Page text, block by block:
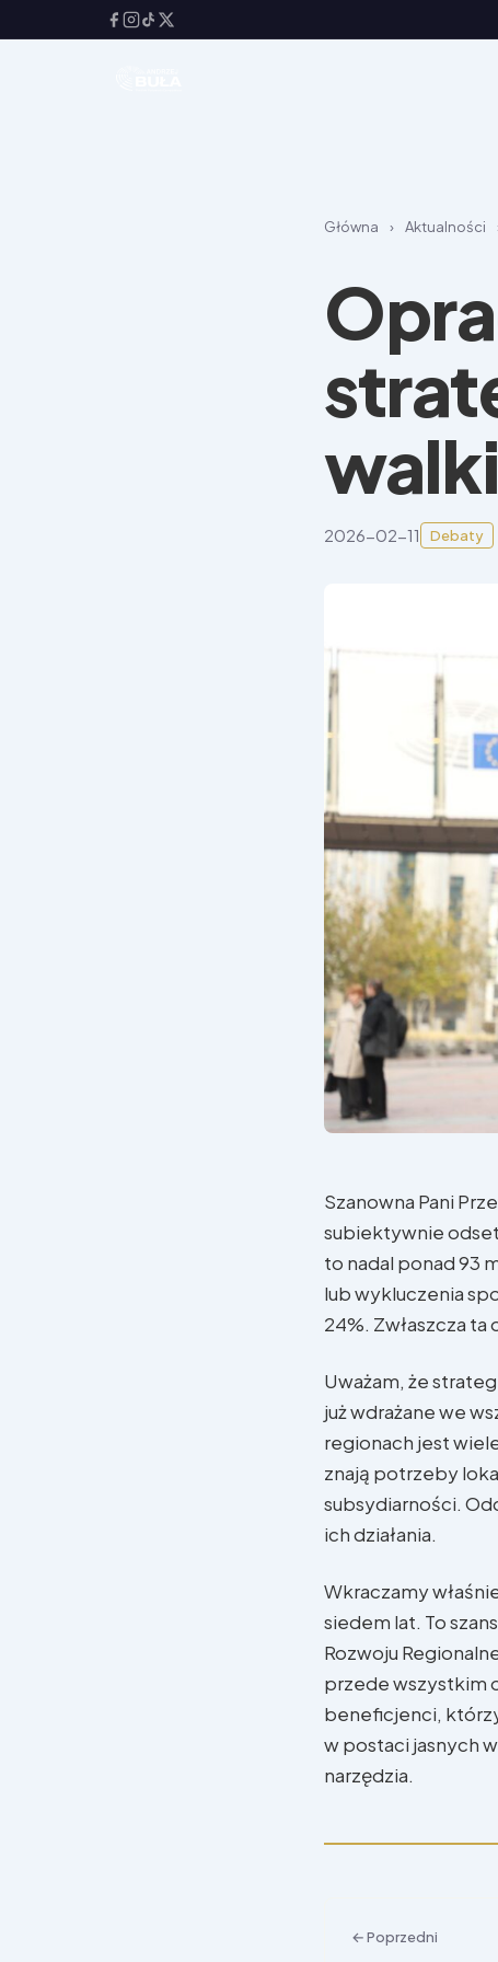
Główna › Aktualności
2026-02-11 Debaty
Szanowna Pani
subiektywnie
to nadal ponad 93
lub wykluczenia
24%. Zwłaszcza
Uważam, że
już wdrażane we
regionach jest
znają potrzeby
subsydiarności.
ich działania.
Wkraczamy
siedem lat. To
Rozwoju
przede wszystkim
beneficjenci,
w postaci jasnych
narzędzia.
← Poprzedni